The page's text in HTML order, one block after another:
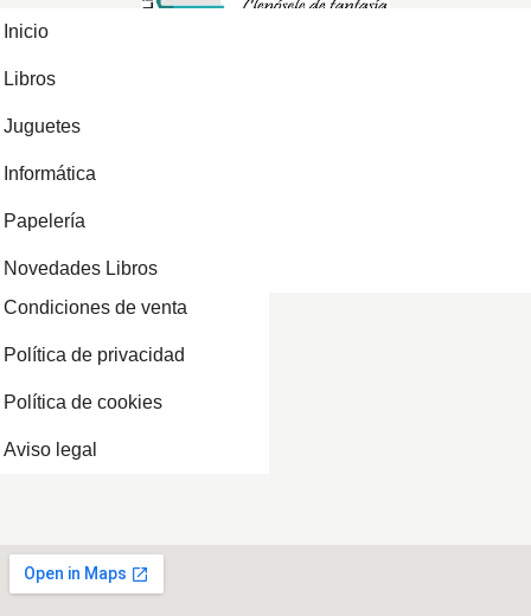
Inicio
Libros
Juguetes
Informática
Papelería
Novedades Libros
Condiciones de venta
Política de privacidad
Política de cookies
Aviso legal